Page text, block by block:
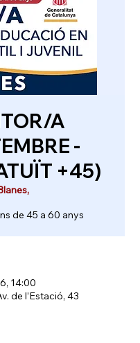
A
-
+45)
de 45 a 60 anys
14:00
de l’Estació, 43